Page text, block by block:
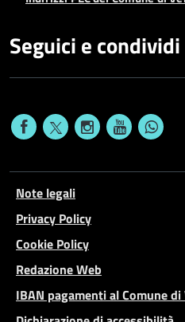
Seguici e
Note legali
Privacy Policy
Cookie Policy
Redazione Web
IBAN pagamenti al Comune di